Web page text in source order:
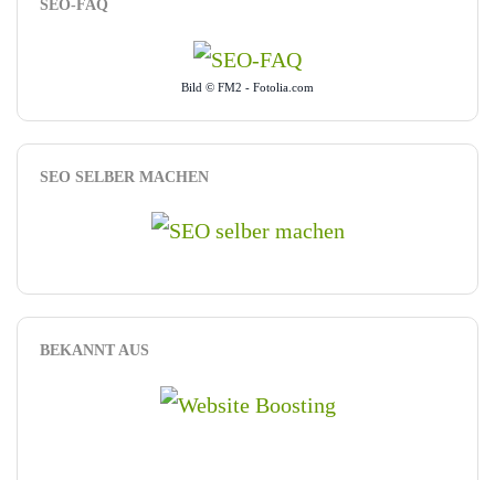
SEO-FAQ
Bild © FM2 - Fotolia.com
SEO SELBER MACHEN
BEKANNT AUS